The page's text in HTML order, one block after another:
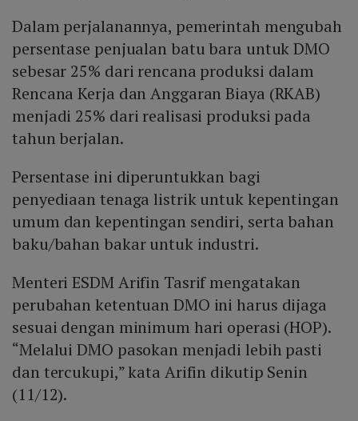
Dalam perjalanannya, pemerintah mengubah
persentase penjualan batu bara untuk DMO
sebesar 25% dari rencana produksi dalam
Rencana Kerja dan Anggaran Biaya (RKAB)
menjadi 25% dari realisasi produksi pada
tahun berjalan.
Persentase ini diperuntukkan bagi
penyediaan tenaga listrik untuk kepentingan
umum dan kepentingan sendiri, serta bahan
baku/bahan bakar untuk industri.
Menteri ESDM Arifin Tasrif mengatakan
perubahan ketentuan DMO ini harus dijaga
sesuai dengan minimum hari operasi (HOP).
“Melalui DMO pasokan menjadi lebih pasti
dan tercukupi,” kata Arifin dikutip Senin
(11/12).